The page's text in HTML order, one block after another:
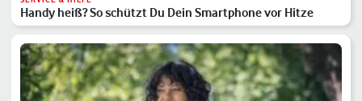
Handy heiß? So schützt Du Dein Smartphone vor Hitze